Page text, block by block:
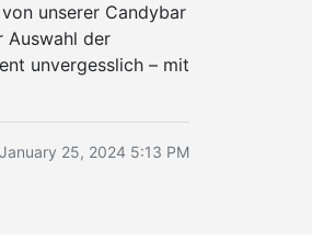
unserer Candybar
Auswahl der
unvergesslich – mit
25, 2024 5:13 PM